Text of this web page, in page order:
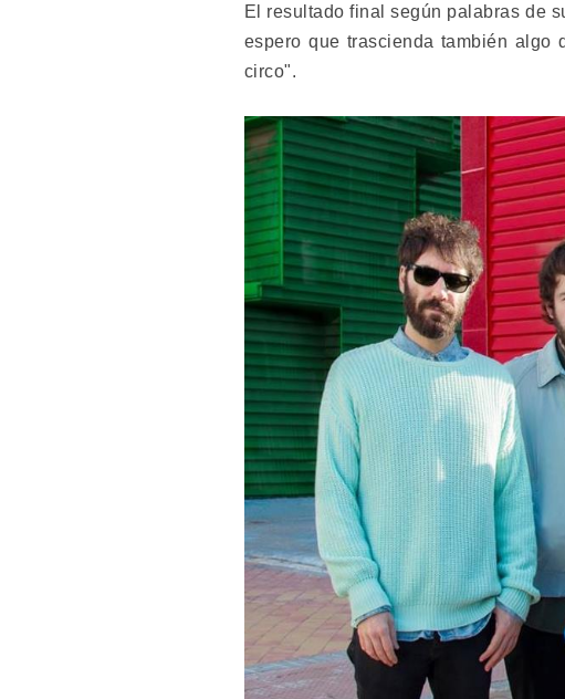
El resultado final según palabras de
espero que trascienda también algo
circo".